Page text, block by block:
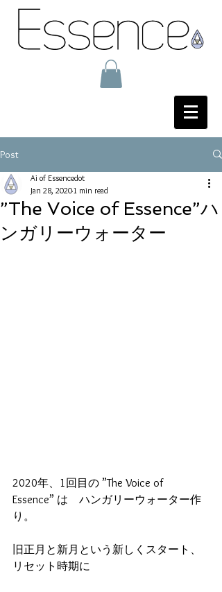
Post
”The Voice of Essence”ハ
ンガリーウォーター
Ai of Essencedot
Jan 28, 20201 min read
2020年、1回目の ”The Voice of
Essence” は　ハンガリーウォーター作
り。
旧正月と新月という新しくスタート、
リセット時期に